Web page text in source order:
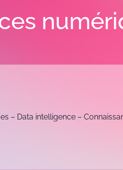
– Data intelligence –